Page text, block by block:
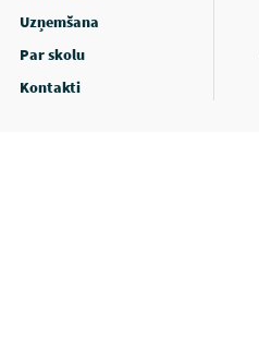
Uzņemšana
Par skolu
Kontakti